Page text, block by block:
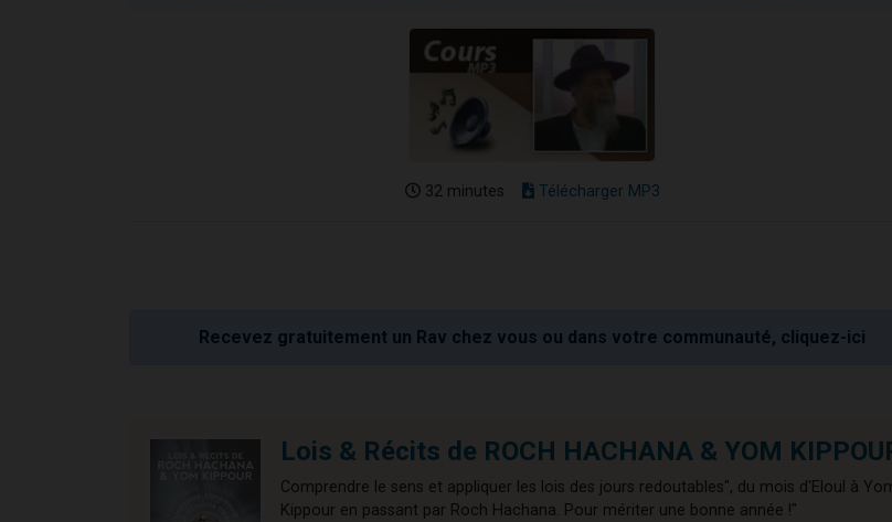
32 minutes Télécharger MP3
Recevez gratuitement un Rav chez vous ou dans votre communauté, cliquez-ici
Lois & Récits de ROCH HACHANA & YOM
Comprendre le sens et appliquer les lois des jours redoutables", du mois d'Eloul à
Kippour en passant par Roch Hachana. Pour mériter une bonne année !"